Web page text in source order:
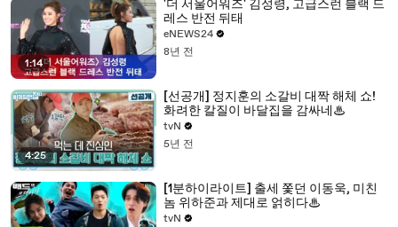
1:14
'더 서울어워즈' 김성령, 고급스런 블랙 드
레스 반전 뒤태
eNEWS24
8년 전
4:25
[선공개] 정지훈의 소갈비 대짝 해체 쇼!
화려한 칼질이 바달집을 감싸네♨
tvN
5년 전
[1분하이라이트] 출세 쫓던 이동욱, 미친
놈 위하준과 제대로 얽히다♨
tvN